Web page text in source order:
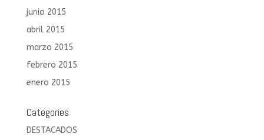
junio 2015
abril 2015
marzo 2015
febrero 2015
enero 2015
Categories
DESTACADOS